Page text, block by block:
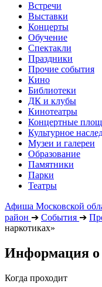
Встречи
Выставки
Концерты
Обучение
Спектакли
Праздники
Прочие события
Кино
Библиотеки
ДК и клубы
Кинотеатры
Концертные
Культурное
Музеи и галереи
Образование
Памятники
Парки
Театры
Афиша Московской
район ➔ События ➔
наркотиках»
Информация о
Когда проходит